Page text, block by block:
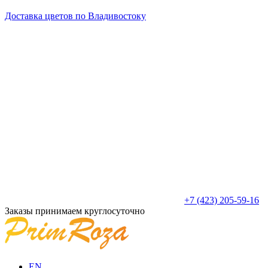
Доставка цветов по Владивостоку
+7 (423) 205-59-16
Заказы принимаем круглосуточно